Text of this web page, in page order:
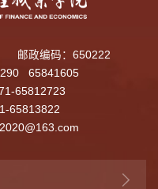
邮政编码：650222
65841605
65812723
65813822